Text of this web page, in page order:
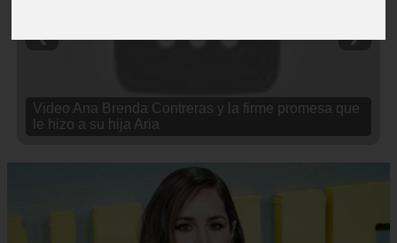
Video Ana Brenda Contreras y la firme promesa que
le hizo a su hija Aria